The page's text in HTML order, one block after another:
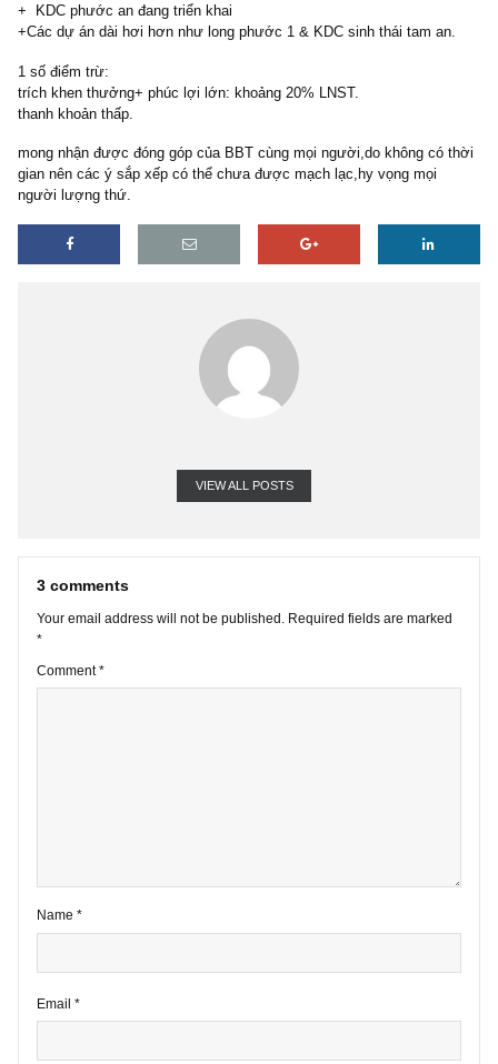
*KCN châu đức:
50 ha đất KCN giá vốn 158 tỷ(hơn 300k/m2) công ty đang triển
cho thuê đất( khoảng 1.17tr/m2).
*Bên cạnh đó là :
+KDC tam an đang triển khai
+ KDC phước an đang triển khai
+Các dự án dài hơi hơn như long phước 1 & KDC sinh thái tam
1 số điểm trừ:
trích khen thưởng+ phúc lợi lớn: khoảng 20% LNST.
mong nhận được đóng góp của BBT cùng mọi người,do không
gian nên các ý sắp xếp có thể chưa được mạch lạc,hy vọng mọi